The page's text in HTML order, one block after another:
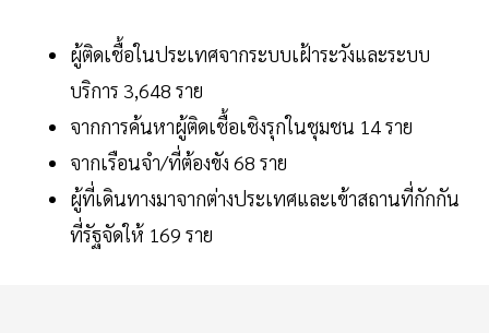
ผู้ติดเชื้อในประเทศจากระบบเฝ้าระวังและระบบ
บริการ 3,648 ราย
จากการค้นหาผู้ติดเชื้อเชิงรุกในชุมชน 14 ราย
จากเรือนจำ/ที่ต้องขัง 68 ราย
ผู้ที่เดินทางมาจากต่างประเทศและเข้าสถานที่กักกัน
ที่รัฐจัดให้ 169 ราย